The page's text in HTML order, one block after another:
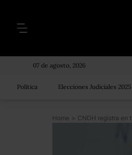
07 de agosto, 2026
Política Elecciones Judiciales 2025
Home >